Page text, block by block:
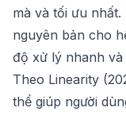
mà và tối ưu
nguyên bản cho
độ xử lý nhanh và
Theo Linearity
thể giúp người